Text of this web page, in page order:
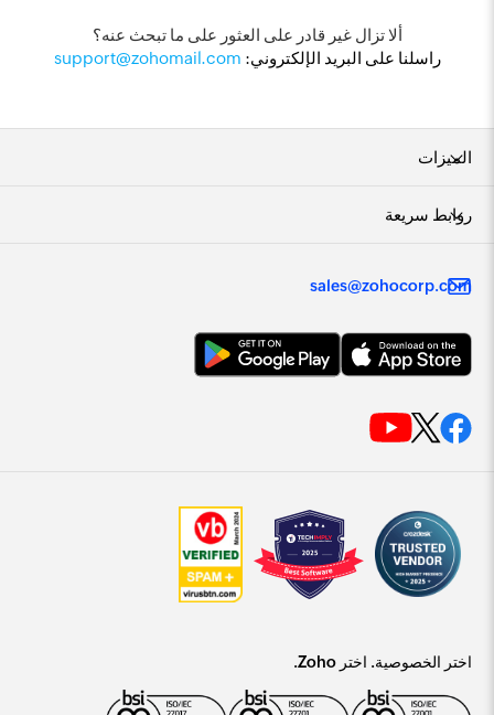
ألا تزال غير قادر على العثور على ما تبحث عنه؟
راسلنا على البريد الإلكتروني: support@zohomail.com
الميزات
روابط سريعة
sales@zohocorp.com
اختر الخصوصية. اختر Zoho.